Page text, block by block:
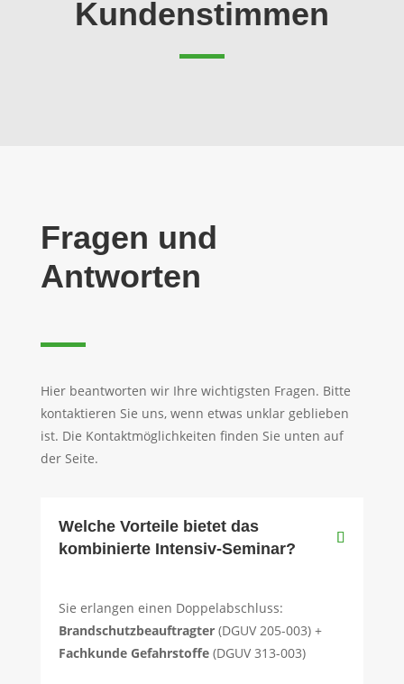
Kundenstimmen
Fragen und
Antworten
Hier beantworten wir Ihre wichtigsten Fragen. Bitte
kontaktieren Sie uns, wenn etwas unklar geblieben
ist. Die Kontaktmöglichkeiten finden Sie unten auf
der Seite.
Welche Vorteile bietet das
kombinierte Intensiv-Seminar?
Sie erlangen einen Doppelabschluss:
Brandschutzbeauftragter(DGUV 205-003) +
Fachkunde Gefahrstoffe(DGUV 313-003)